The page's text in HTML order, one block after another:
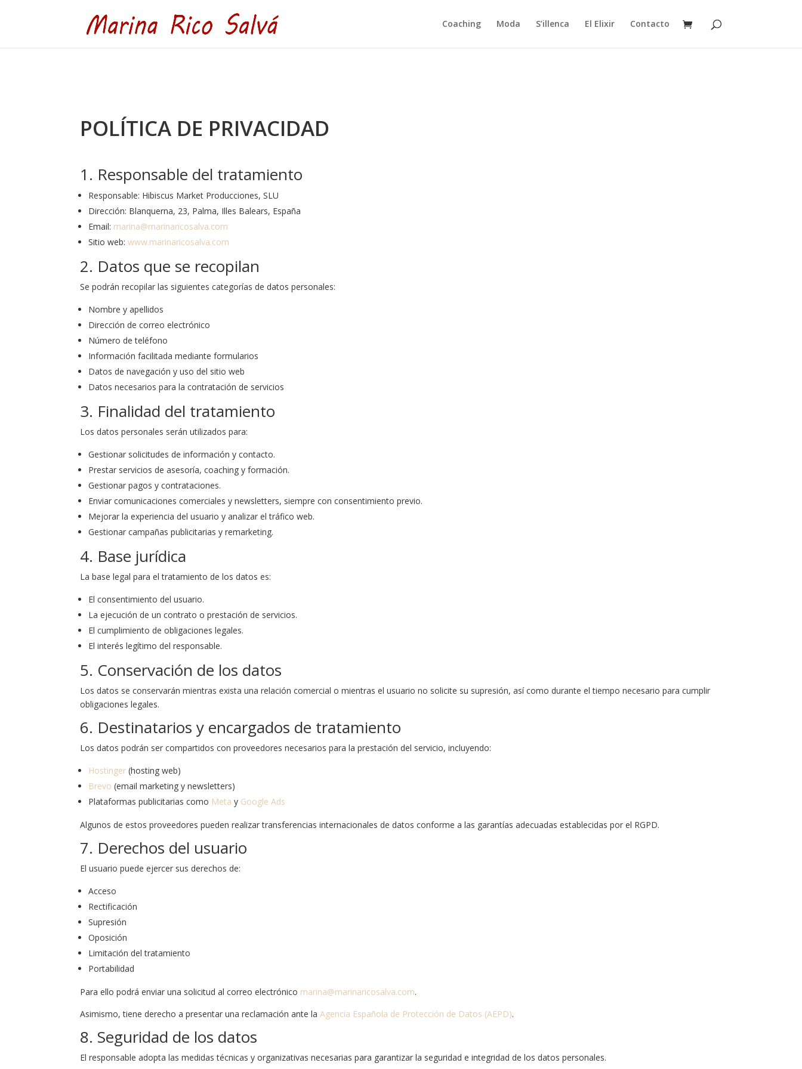
Coaching Moda S’illenca El Elixir Contacto
POLÍTICA DE PRIVACIDAD
1. Responsable del tratamiento
Responsable: Hibiscus Market Producciones, SLU
Dirección: Blanquerna, 23, Palma, Illes Balears, España
Email: marina@marinaricosalva.com
Sitio web:www.marinaricosalva.com
2. Datos que se recopilan
Se podrán recopilar las siguientes categorías de datos personales:
Nombre y apellidos
Dirección de correo electrónico
Número de teléfono
Información facilitada mediante formularios
Datos de navegación y uso del sitio web
Datos necesarios para la contratación de servicios
3. Finalidad del tratamiento
Los datos personales serán utilizados para:
Gestionar solicitudes de información y contacto.
Prestar servicios de asesoría, coaching y formación.
Gestionar pagos y contrataciones.
Enviar comunicaciones comerciales y newsletters, siempre con consentimiento previo.
Mejorar la experiencia del usuario y analizar el tráfico web.
Gestionar campañas publicitarias y remarketing.
4. Base jurídica
La base legal para el tratamiento de los datos es:
El consentimiento del usuario.
La ejecución de un contrato o prestación de servicios.
El cumplimiento de obligaciones legales.
El interés legítimo del responsable.
5. Conservación de los datos
Los datos se conservarán mientras exista una relación comercial o mientras el usuario no solicite su supresión, así como durante el tiempo necesario para cumplir
obligaciones legales.
6. Destinatarios y encargados de tratamiento
Los datos podrán ser compartidos con proveedores necesarios para la prestación del servicio, incluyendo:
Hostinger (hosting web)
Brevo (email marketing y newsletters)
Plataformas publicitarias como Meta y Google Ads
Algunos de estos proveedores pueden realizar transferencias internacionales de datos conforme a las garantías adecuadas establecidas por el RGPD.
7. Derechos del usuario
El usuario puede ejercer sus derechos de:
Acceso
Rectificación
Supresión
Oposición
Limitación del tratamiento
Portabilidad
Para ello podrá enviar una solicitud al correo electrónico marina@marinaricosalva.com.
Asimismo, tiene derecho a presentar una reclamación ante laAgencia Española de Protección de Datos (AEPD).
8. Seguridad de los datos
El responsable adopta las medidas técnicas y organizativas necesarias para garantizar la seguridad e integridad de los datos personales.